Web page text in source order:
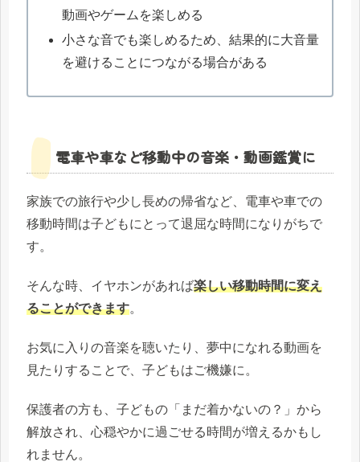
動画やゲームを楽しめる
小さな音でも楽しめるため、結果的に大音量
を避けることにつながる場合がある
電車や車など移動中の音楽・動画鑑賞に
家族での旅行や少し長めの帰省など、電車や車での
移動時間は子どもにとって退屈な時間になりがちで
す。
そんな時、イヤホンがあれば楽しい移動時間に変え
ることができます。
お気に入りの音楽を聴いたり、夢中になれる動画を
見たりすることで、子どもはご機嫌に。
保護者の方も、子どもの「まだ着かないの？」から
解放され、心穏やかに過ごせる時間が増えるかもし
れません。